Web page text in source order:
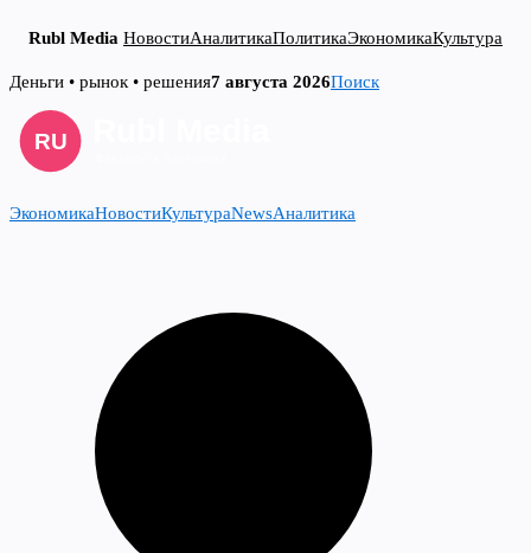
Rubl Media НовостиАналитикаПолитикаЭкономикаКультура
Skip
content
Деньги • рынок • решения7 августа 2026Поиск
ЭкономикаНовостиКультураNewsАналитика